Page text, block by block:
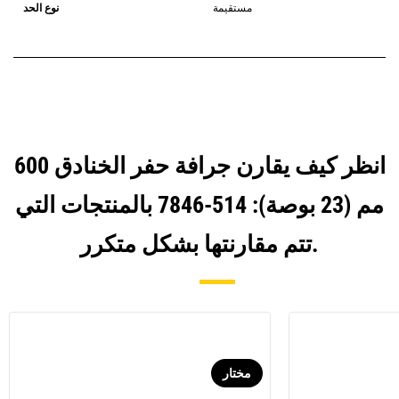
الإسفين لتأمين الملحقات.
نوع الحد مستقيمة
انظر كيف يقارن جرافة حفر الخنادق 600
مم (23 بوصة): 514-7846 بالمنتجات التي
تتم مقارنتها بشكل متكرر.
مختار